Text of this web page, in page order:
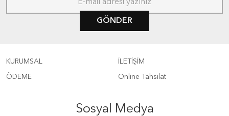
GÖNDER
KURUMSAL
ÖDEME
İLETİŞİM
Online Tahsilat
Sosyal Medya